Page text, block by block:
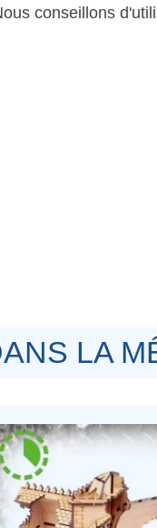
conseillons
LA